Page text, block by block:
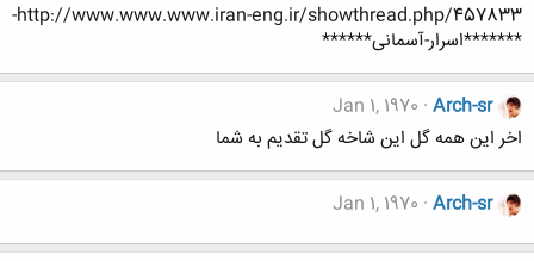
http://www.www.www.iran-eng.ir/showthread.php/457833-
*******اسرار-آسمانی******
Arch-sr
Jan 1, 1970
اخر این همه گل این شاخه گل تقدیم به شما
Arch-sr
Jan 1, 1970